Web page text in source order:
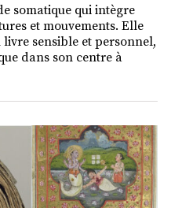
somatique qui intègre
et mouvements. Elle
sensible et personnel,
dans son centre à